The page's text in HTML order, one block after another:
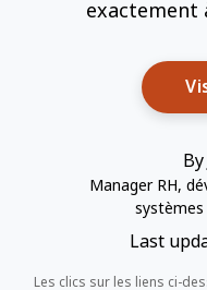
exactement
By
Manager RH,
Last
Les clics sur les liens ci-